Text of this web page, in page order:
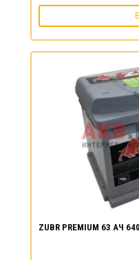
ZUBR PREMIUM 63 АЧ